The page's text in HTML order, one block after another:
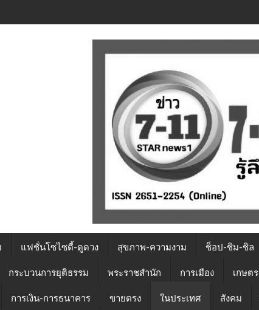
แฟชั่นโซไซตี้-ดูดวง สุขภาพ-ความงาม ช็อป-ชิม-ชิล
กระบวนการยุติธรรม พระราชสำนัก การเมือง เกษตร
การเงิน-การธนาคาร ขายตรง ในประเทศ สังคม